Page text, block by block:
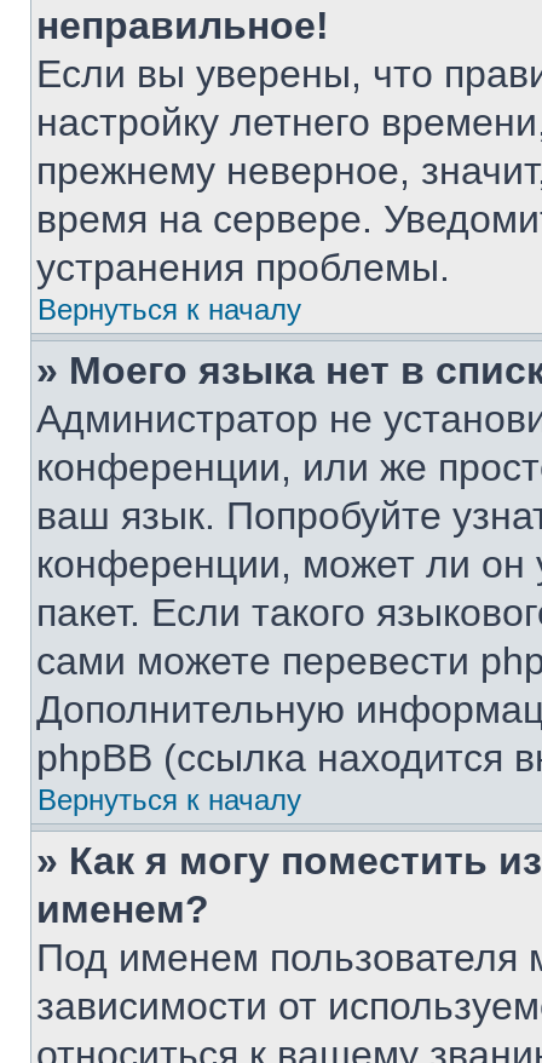
неправильное!
Если вы уверены, что
настройку летнего
прежнему неверное,
время на сервере.
устранения проблемы.
Вернуться к началу
» Моего языка нет в
Администратор не
конференции, или же
ваш язык. Попробуйте
конференции, может ли он
пакет. Если такого
сами можете перевести
Дополнительную
phpBB (ссылка находится
Вернуться к началу
» Как я могу поместить
именем?
Под именем пользователя
зависимости от